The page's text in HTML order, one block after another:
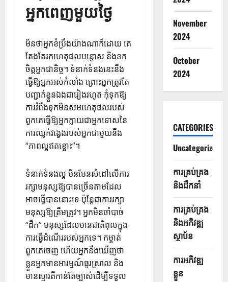
អ្នកពេញមួយថ្ងៃ
មិន​ថា​អ្នក​ខំ​ប្រឹង​យ៉ាង​ណា​ក៏​ដោយ គេ​
តែង​តែ​រក​ហេតុផល​បន្ទោស និង​ខក​
ចិត្ត​អ្នក​ជានិច្ច។ ទំនាក់ទំនងនេះនឹង
ធ្វើឱ្យអ្នកអស់កំលាំង ព្រោះអ្នកត្រូវតែ
បញ្ជាក់ខ្លួនឯងជារៀងរហូត កុំ​ទុក​ឱ្យ​
ការ​រំពឹង​ទុក​មិន​សម​ហេតុ​ផល​របស់​
ពួក​គេ​ធ្វើ​ឱ្យ​អ្នក​ក្លាយ​ជា​អ្នក​ទោស​នៃ​
ការ​ឈ្លក់​វង្វេង​របស់​អ្នក​ជាមួយ​នឹង
“ភាព​ល្អ​ឥត​ខ្ចោះ”។
ទំនាក់ទំនងល្អ មិនមែនសំដៅលើការ
រក្សាមនុស្សឱ្យបានច្រើនតាមដែល
អាចធ្វើបាននោះទេ ប៉ុន្តែជាការរក្សា
មនុស្សឱ្យត្រឹមត្រូវ។ អ្នកមិនចាំបាច់
“ដឹក” មនុស្សដែលមានជាតិពុលក្នុង
ការធ្វើដំណើររបស់អ្នកទេ។ កម្ចាត់​
ពួកគេ​ចេញ ហើយ​អ្នក​នឹង​ឃើញ​ថា​
ខ្លួន​អ្នក​មាន​អារម្មណ៍​ធូរស្រាល និង​
មាន​ស្មារតី​កាន់តែ​ច្បាស់​ដើម្បី​ទទួល​
November
2024
October
2024
CATEGORIES
Uncategorized
ការគ្រប់គ្រង
និងដឹកនាំ
ការគ្រប់គ្រង
និងអភិវឌ្ឍ
ស្ថាប័ន
ការអភិវឌ្ឍ
ខ្លួន